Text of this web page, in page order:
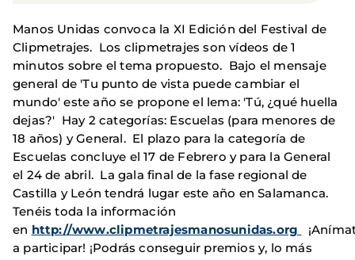
Manos Unidas convoca la XI Edición del Festival de
Clipmetrajes. Los clipmetrajes son vídeos de 1
minutos sobre el tema propuesto. Bajo el mensaje
general de 'Tu punto de vista puede cambiar el
mundo' este año se propone el lema: 'Tú, ¿qué huella
dejas?' Hay 2 categorías: Escuelas (para menores de
18 años) y General. El plazo para la categoría de
Escuelas concluye el 17 de Febrero y para la General
el 24 de abril. La gala final de la fase regional de
Castilla y León tendrá lugar este año en Salamanca.
Tenéis toda la información
en http://www.clipmetrajesmanosunidas.org
a participar! ¡Podrás conseguir premios y, lo más